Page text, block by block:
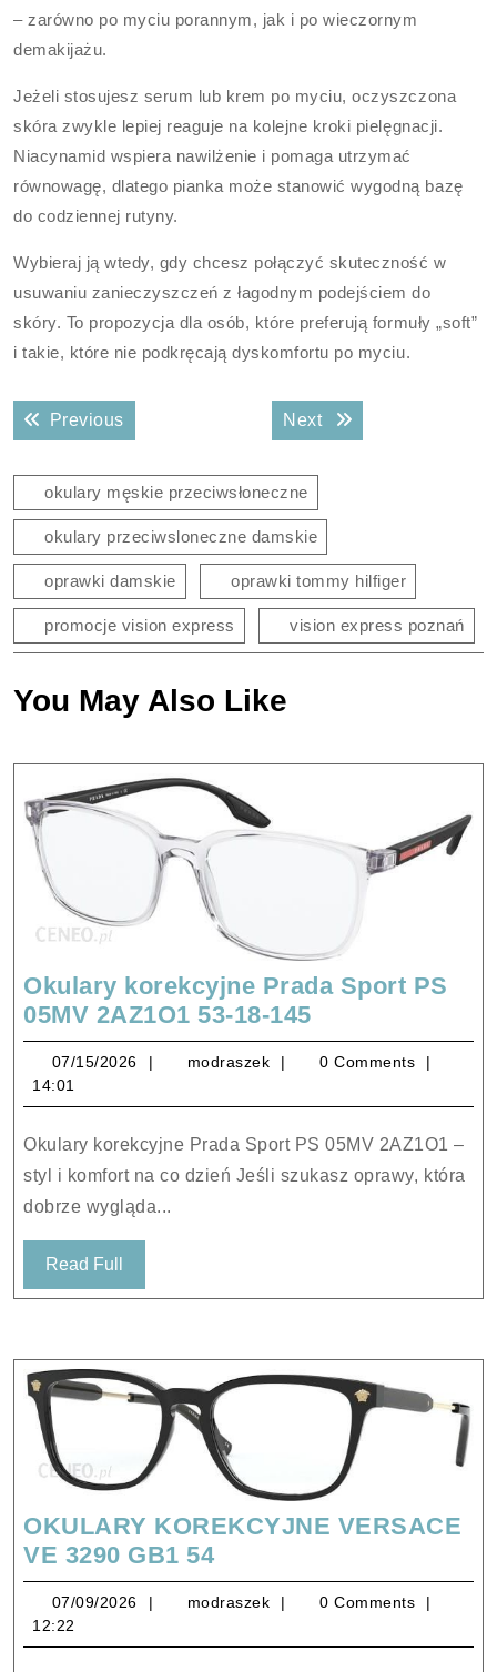
– zarówno po myciu porannym, jak i po wieczornym
demakijażu.
Jeżeli stosujesz serum lub krem po myciu, oczyszczona
skóra zwykle lepiej reaguje na kolejne kroki pielęgnacji.
Niacynamid wspiera nawilżenie i pomaga utrzymać
równowagę, dlatego pianka może stanowić wygodną bazę
do codziennej rutyny.
Wybieraj ją wtedy, gdy chcesz połączyć skuteczność w
usuwaniu zanieczyszczeń z łagodnym podejściem do
skóry. To propozycja dla osób, które preferują formuły „soft”
i takie, które nie podkręcają dyskomfortu po myciu.
Nawigacja
wpisuPreviousPrevious post: Next Next post:
okulary męskie przeciwsłoneczne
okulary przeciwsloneczne damskie
oprawki damskie oprawki tommy hilfiger
promocje vision express vision express poznań
You May Also Like
Okulary korekcyjne Prada Sport PS
05MV 2AZ1O1 53-18-145Okulary
korekcyjne
Prada
Sport
05MV
2AZ1O1
07/15/2026 07/15/2026
modraszek modraszek
0 Comments
14:01
Okulary korekcyjne Prada Sport PS 05MV 2AZ1O1 –
styl i komfort na co dzień Jeśli szukasz oprawy, która
dobrze wygląda...
Read Full
Full
OKULARY KOREKCYJNE VERSACE
VE 3290 GB1 54OKULARY
KOREKCYJNE
VERSACE
VE
07/09/2026 07/09/2026
modraszek modraszek
0 Comments
12:22